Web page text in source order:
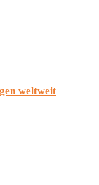
weltweit